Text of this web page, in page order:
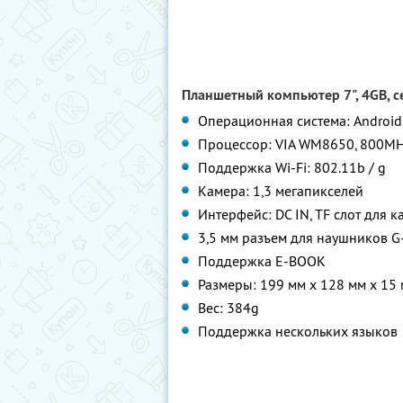
Планшетный компьютер 7", 4GB,
Операционная система:
Процессор: VIA WM8650,
Поддержка Wi-Fi: 802.11b / g
Камера: 1,3 мегапикселей
Интерфейс: DC IN, TF слот для
3,5 мм разъем для наушников
Поддержка E-BOOK
Размеры: 199 мм х 128 мм х 15
Вес: 384g
Поддержка нескольких языков